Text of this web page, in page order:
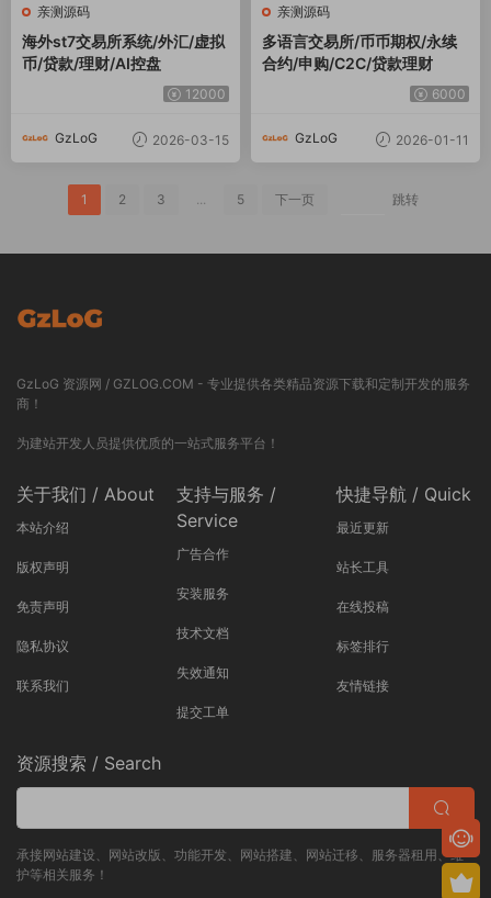
亲测源码
海外st7交易所系统/外汇/虚拟
币/贷款/理财/AI控盘
12000
GzLoG 2026-03-15
亲测源码
多语言交易所/币币期权/永续
合约/申购/C2C/贷款理财
6000
GzLoG 2026-01-11
1 2 3 ... 5 下一页 跳转
GzLoG 资源网 / GZLOG.COM - 专业提供各类精品资源下载和定制开发的服务
商！
为建站开发人员提供优质的一站式服务平台！
关于我们 / About
本站介绍
版权声明
免责声明
隐私协议
联系我们
支持与服务 /
Service
广告合作
安装服务
技术文档
失效通知
提交工单
快捷导航 / Quick
最近更新
站长工具
在线投稿
标签排行
友情链接
资源搜索 / Search
承接网站建设、网站改版、功能开发、网站搭建、网站迁移、服务器租用、维
护等相关服务！